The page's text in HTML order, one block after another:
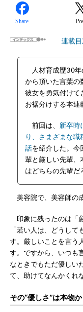
Share
連載目
人材育成歴30年
から頂いた言葉の
彼女を勇気付けて
お裾分けする本連
前回は、 新卒時
り、さまざまな
話を紹介した。今
輩と厳しい先輩、
はどちらの先輩だ
美容院で、美容師の
印象に残ったのは「
「若い人は、どうし
す。厳しいことを言う
す。ですから、いつも
なときでもただ優しい
て、助けてなんかくれ
その“優しさ”は本物か